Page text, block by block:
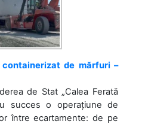
de mărfuri –
de Stat „Calea Ferată
succes o operațiune de
între ecartamente: de pe